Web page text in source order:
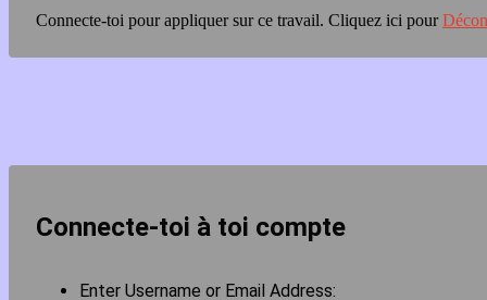
Connecte-toi pour appliquer sur ce travail. Cliquez ici pour
Connecte-toi à toi compte
Enter Username or Email Address: